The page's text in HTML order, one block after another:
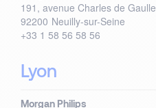
191, avenue Charles de Gaulle
92200 Neuilly-sur-Seine
+33 1 58 56 58 56
Lyon
Morgan Philips